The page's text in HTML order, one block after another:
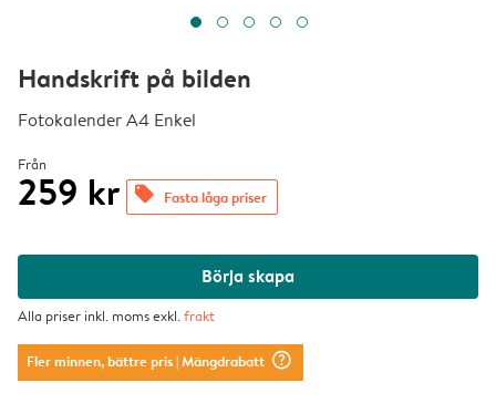
Handskrift på bilden
Fotokalender A4 Enkel
Från
259 kr offers Fasta låga priser
Börja skapa
Alla priser inkl. moms exkl.frakt
Fler minnen, bättre pris| Mängdrabatt question_mark_circle